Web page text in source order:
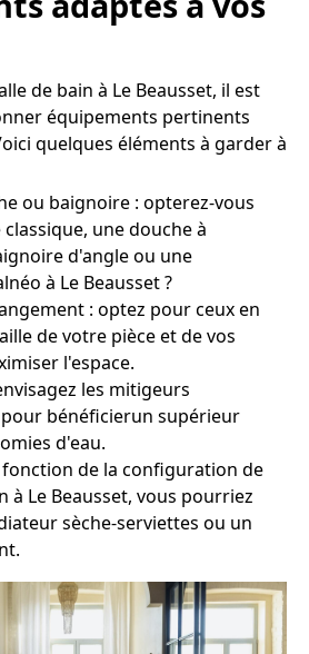
de bain à Le Beausset, il est
équipements pertinents
quelques éléments à garder à
ou baignoire : opterez-vous
une douche à
d'angle ou une
à Le Beausset ?
: optez pour ceux en
de votre pièce et de vos
l'espace.
les mitigeurs
bénéficierun supérieur
d'eau.
fonction de la configuration de
à Le Beausset, vous pourriez
sèche-serviettes ou un